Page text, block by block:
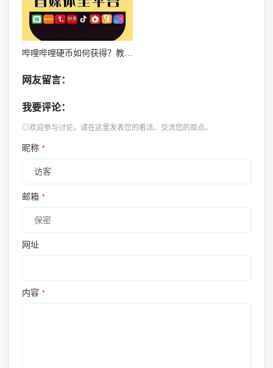
哔哩哔哩硬币如何获得？教你快速赚取B站硬币的方法！
网友留言：
我要评论：
◎欢迎参与讨论，请在这里发表您的看法、交流您的观点。
昵称 *
邮箱 *
网址
内容 *